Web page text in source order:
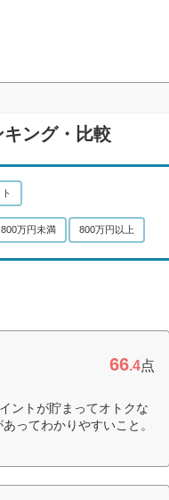
キング・比較
万円未満 800万円以上
66.4点
ントが貯まってオトクな
ってわかりやすいこと。